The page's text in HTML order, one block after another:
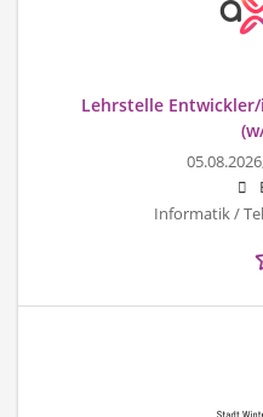
Lehrstelle
Informatik /